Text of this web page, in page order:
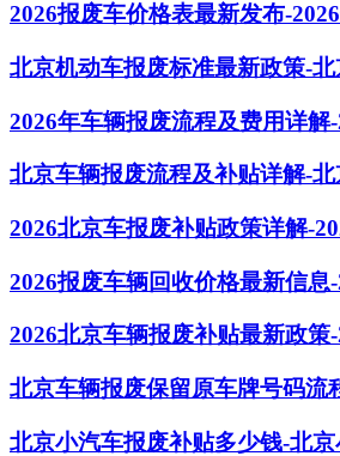
2026报废车价格表最新发布-
北京机动车报废标准最新政策-
2026年车辆报废流程及费用详
北京车辆报废流程及补贴详解-
2026北京车报废补贴政策详解-
2026报废车辆回收价格最新信
2026北京车辆报废补贴最新政
北京车辆报废保留原车牌号码流
北京小汽车报废补贴多少钱-北